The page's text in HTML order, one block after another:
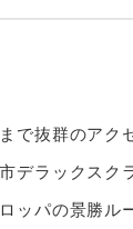
で抜群のアク
デラックスク
ッパの景勝ル